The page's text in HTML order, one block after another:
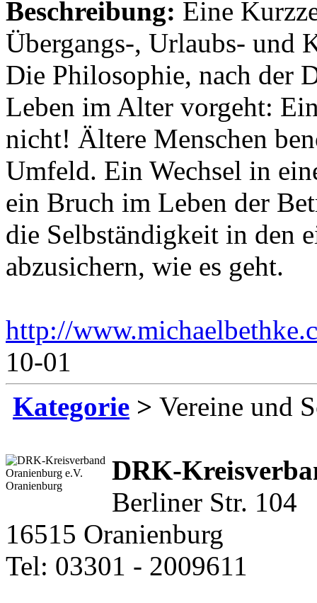
Beschreibung: Eine
Übergangs-, Urlaubs- und
Die Philosophie, nach der
Leben im Alter vorgeht:
nicht! Ältere Menschen
Umfeld. Ein Wechsel in
ein Bruch im Leben der
die Selbständigkeit in den
abzusichern, wie es geht.
http://
10-01
Kategorie > Vereine und
DRK-
Berliner Str. 104
16515 Oranienburg
Tel: 03301 - 2009611